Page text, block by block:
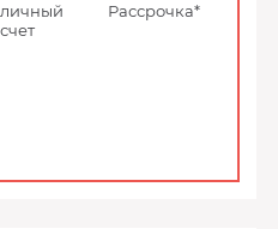
Рассрочка*